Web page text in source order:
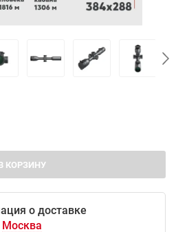
КОРЗИНУ
о доставке
Москва